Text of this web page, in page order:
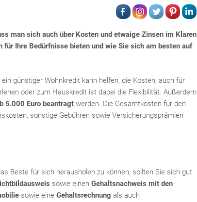
man sich auch über Kosten und etwaige Zinsen im Klaren
Ihre Bedürfnisse bieten und wie Sie sich am besten auf
günstiger Wohnkredit kann helfen, die Kosten, auch für
oder zum Hauskredit ist dabei die Flexibilität. Außerdem
5.000 Euro beantragtwerden. Die Gesamtkosten für den
sonstige Gebühren sowie Versicherungsprämien
Beste für sich herausholen zu können, sollten Sie sich gut
sowie einen Gehaltsnachweis mit den
sowie eine Gehaltsrechnung als auch